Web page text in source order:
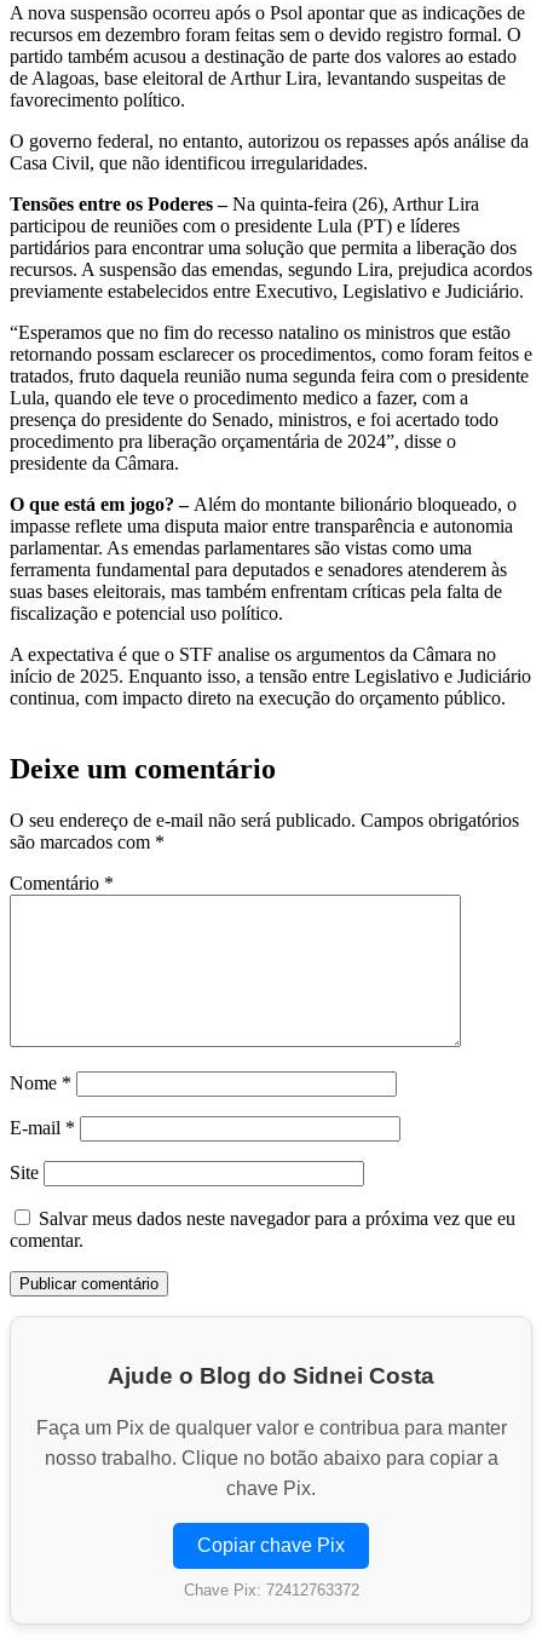
A nova suspensão ocorreu após o Psol apontar que as indicações de
recursos em dezembro foram feitas sem o devido registro formal. O
partido também acusou a destinação de parte dos valores ao estado
de Alagoas, base eleitoral de Arthur Lira, levantando suspeitas de
favorecimento político.
O governo federal, no entanto, autorizou os repasses após análise da
Casa Civil, que não identificou irregularidades.
Tensões entre os Poderes –Na quinta-feira (26), Arthur Lira
participou de reuniões com o presidente Lula (PT) e líderes
partidários para encontrar uma solução que permita a liberação dos
recursos. A suspensão das emendas, segundo Lira, prejudica acordos
previamente estabelecidos entre Executivo, Legislativo e Judiciário.
“Esperamos que no fim do recesso natalino os ministros que estão
retornando possam esclarecer os procedimentos, como foram feitos e
tratados, fruto daquela reunião numa segunda feira com o presidente
Lula, quando ele teve o procedimento medico a fazer, com a
presença do presidente do Senado, ministros, e foi acertado todo
procedimento pra liberação orçamentária de 2024”, disse o
presidente da Câmara.
O que está em jogo? – Além do montante bilionário bloqueado, o
impasse reflete uma disputa maior entre transparência e autonomia
parlamentar. As emendas parlamentares são vistas como uma
ferramenta fundamental para deputados e senadores atenderem às
suas bases eleitorais, mas também enfrentam críticas pela falta de
fiscalização e potencial uso político.
A expectativa é que o STF analise os argumentos da Câmara no
início de 2025. Enquanto isso, a tensão entre Legislativo e Judiciário
continua, com impacto direto na execução do orçamento público.
Deixe um comentário
O seu endereço de e-mail não será publicado. Campos obrigatórios
são marcados com *
Comentário *
Nome *
E-mail *
Site
Salvar meus dados neste navegador para a próxima vez que eu
comentar.
Ajude o Blog do Sidnei Costa
Faça um Pix de qualquer valor e contribua para manter
nosso trabalho. Clique no botão abaixo para copiar a
chave Pix.
Copiar chave Pix
Chave Pix: 72412763372